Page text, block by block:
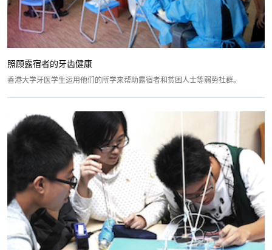
照顾露宿者的牙齿健康
香港大学牙医学生运用他们的所学来帮助露宿者和贫困人士等弱势社群。